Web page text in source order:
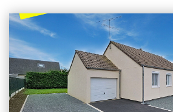
Disponible dès maintenant Surface habitable : 102.87 m²
Loyer : 680€ par mois charges comprises dont 0 € par
mois de charges forfaitaires. Loyer
condition de ressources) Dépôt de garantie : 680€
Honoraires charge locataire : 544€ TTC dont 68€ TTC
pour l'état des lieux. CLASSE ENERGIE : D et CLASSE
CLIMAT : D Montant estimé des
d'énergie pour un usage standard :
au 01/01/2021 « Les informations sur les risques auxquels
ce bien est exposé sont disponibles
www.georisques.gouv.fr »